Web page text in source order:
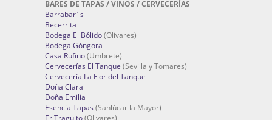
BARES DE TAPAS / VINOS / CERVECERÍAS
Barrabar´s
Becerrita
Bodega El Bólido(Olivares)
Bodega Góngora
Casa Rufino(Umbrete)
Cervecerías El Tanque (Sevilla y Tomares)
Cervecería La Flor del Tanque
Doña Clara
Doña Emilia
Esencia Tapas (Sanlúcar la Mayor)
Er Traguito(Olivares)